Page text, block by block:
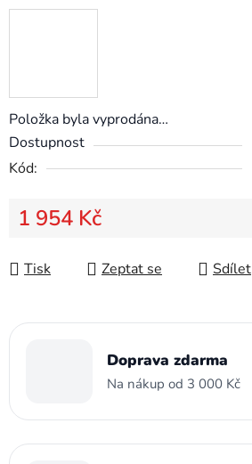
Položka byla vyprodána…
Dostupnost
Kód:
1 954 Kč
Tisk
Zeptat se Sdílet
Doprava zdarma
Na nákup od 3 000 Kč